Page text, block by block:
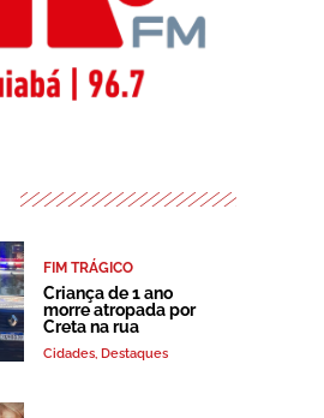
FIM TRÁGICO
Criança de 1 ano
morre atropada por
Creta na rua
Cidades, Destaques